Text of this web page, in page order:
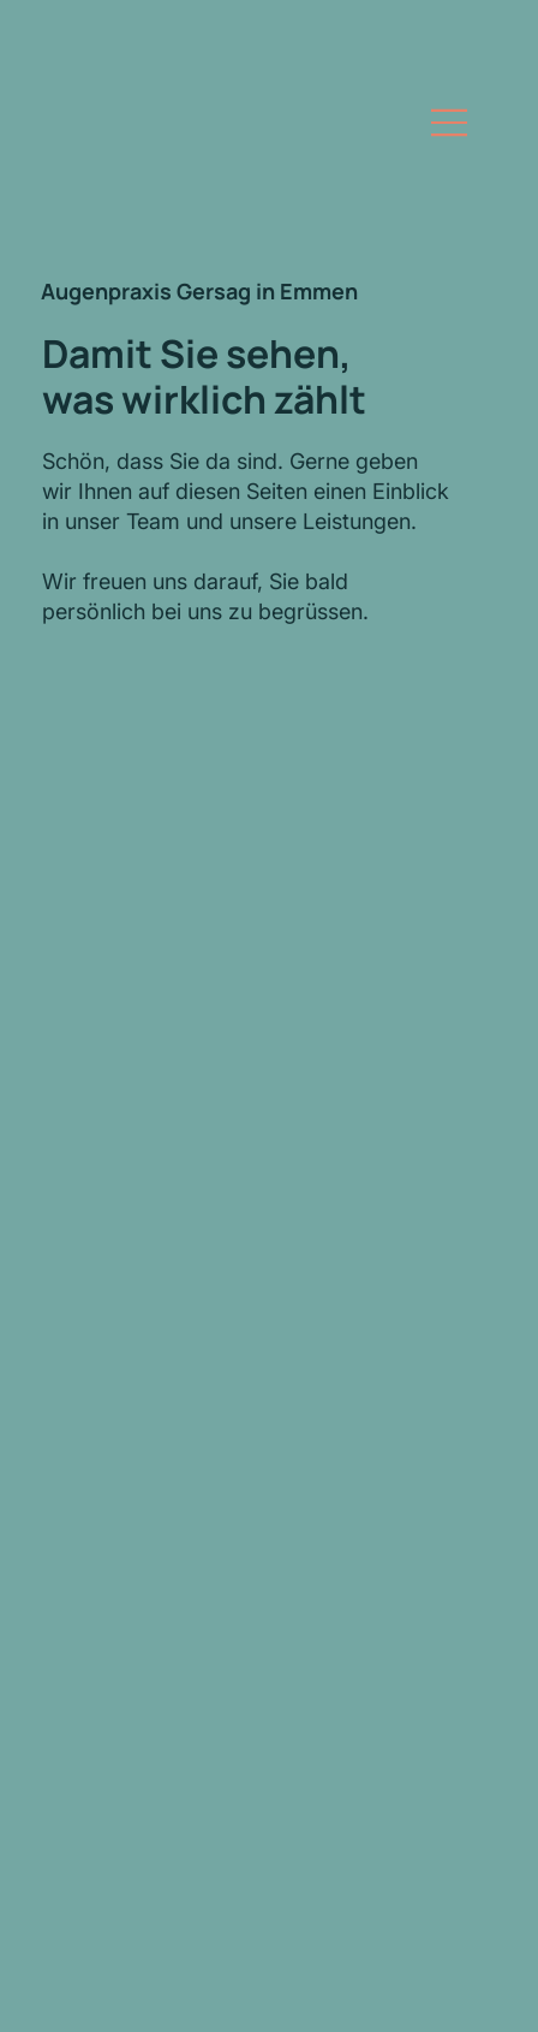
Augenpraxis Gersag in Emmen
Damit Sie sehen,
was wirklich zählt
Schön, dass Sie da sind. Gerne geben
wir Ihnen auf diesen Seiten einen Einblick
in unser Team und unsere Leistungen.
Wir freuen uns darauf, Sie bald
persönlich bei uns zu begrüssen.